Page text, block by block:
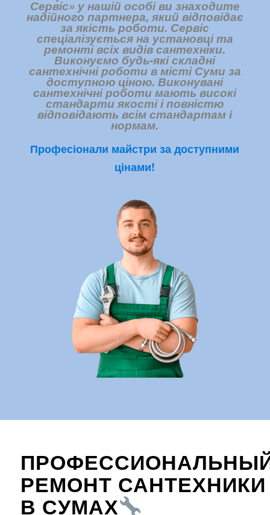
Сервіс» у нашій особі ви знаходите
надійного партнера, який відповідає
за якість роботи. Сервіс
спеціалізується на установці та
ремонті всіх видів сантехніки.
Виконуємо будь-які складні
сантехнічні роботи в місті Суми за
доступною ціною. Виконувані
сантехнічні роботи мають високі
стандарти якості і повністю
відповідають всім стандартам і
нормам.
Професіонали майстри за доступними
цінами!
РЕМОНТ САНТЕХНИКИ
В СУМАХ